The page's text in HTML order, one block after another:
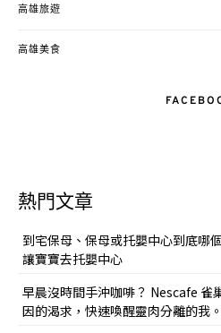
高雄旅遊
高雄美食
熱門文章
到宅保母、保母或托嬰中心到底哪
讓寶寶去托嬰中心
早晨沒時間手沖咖啡？ Nescafe 雀
因的渴求，快速喚醒靈肉分離的我。